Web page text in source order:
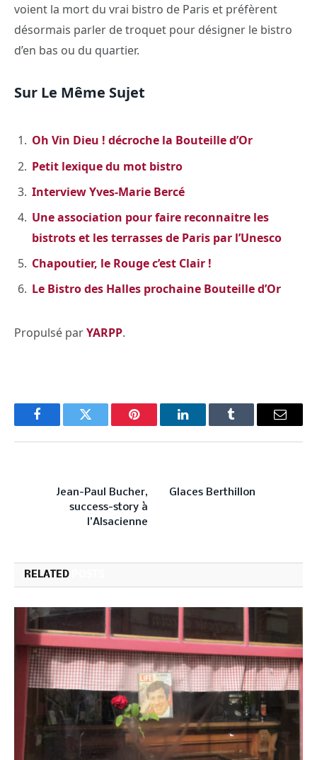
voient la mort du vrai bistro de Paris et préfèrent
désormais parler de troquet pour désigner le bistro
d’en bas ou du quartier.
Sur Le Même Sujet
Oh Vin Dieu ! décroche la Bouteille d’Or
Petit lexique du mot bistro
Interview Yves-Marie Bercé
Une association pour faire reconnaitre les
bistrots et les terrasses de Paris par l’Unesco
Chapoutier, le Rouge c’est Clair !
Le Bistro des Halles prochaine Bouteille d’Or
Propulsé parYARPP.
FacebookTwitter Pinterest LinkedInTumblr Email
Jean-Paul Bucher,
success-story à
l’Alsacienne
Glaces Berthillon
RELATED